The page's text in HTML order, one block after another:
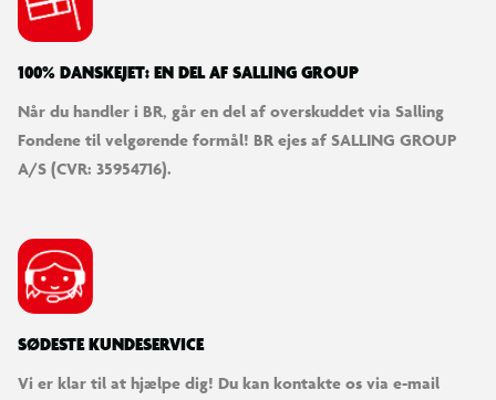
100% DANSKEJET: EN DEL AF SALLING GROUP
Når du handler i BR, går en del af overskuddet via Salling
Fondene til velgørende formål! BR ejes af SALLING GROUP
A/S (CVR: 35954716).
SØDESTE KUNDESERVICE
Vi er klar til at hjælpe dig! Du kan kontakte os via e-mail